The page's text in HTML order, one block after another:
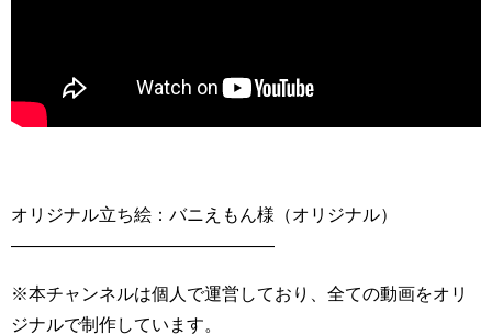
オリジナル立ち絵：バニえもん様（オリジナル）
———————————————
※本チャンネルは個人で運営しており、全ての動画をオリ
ジナルで制作しています。